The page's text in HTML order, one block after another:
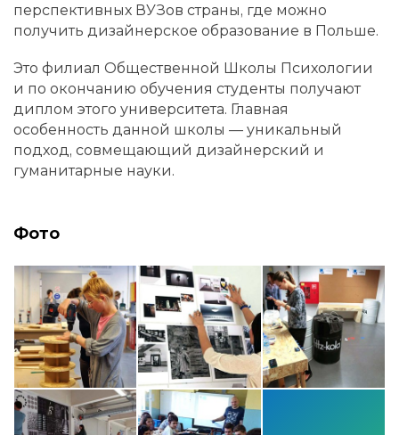
перспективных ВУЗов страны, где можно
получить дизайнерское образование в Польше.
Это филиал Общественной Школы Психологии
и по окончанию обучения студенты получают
диплом этого университета. Главная
особенность данной школы — уникальный
подход, совмещающий дизайнерский и
гуманитарные науки.
Фото